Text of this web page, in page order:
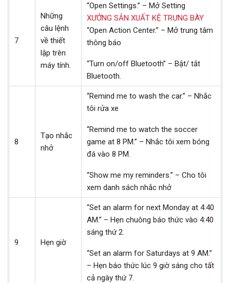
7
Những
câu lệnh
về thiết
lập trên
máy tính.
“Open Settings.” – Mở Setting
XƯỞNG SẢN XUẤT KỆ TRƯNG BÀY
“Open Action Center.” – Mở trung tâm
thông báo
“Turn on/off Bluetooth” – Bật/ tắt
Bluetooth.
8
Tạo nhắc
nhở
“Remind me to wash the car.” – Nhắc
tôi rửa xe
“Remind me to watch the soccer
game at 8 PM.” – Nhắc tôi xem bóng
đá vào 8 PM.
“Show me my reminders.” – Cho tôi
xem danh sách nhắc nhở
9 Hẹn giờ
“Set an alarm for next Monday at 4:40
AM.” – Hẹn chuông báo thức vào 4:40
sáng thứ 2.
“Set an alarm for Saturdays at 9 AM.”
– Hẹn báo thức lúc 9 giờ sáng cho tất
cả ngày thứ 7.